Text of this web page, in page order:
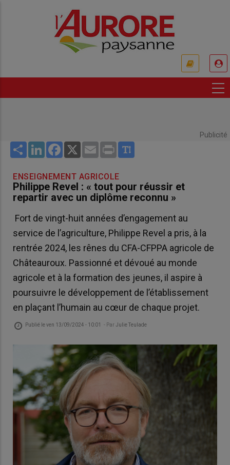
Publicité
Share LinkedInFacebook
X Email Print
ENSEIGNEMENT AGRICOLE
Philippe Revel : « tout pour réussir et
repartir avec un diplôme reconnu »
Fort de vingt-huit années d’engagement au
service de l’agriculture, Philippe Revel a pris, à la
rentrée 2024, les rênes du CFA-CFPPA agricole de
Châteauroux. Passionné et dévoué au monde
agricole et à la formation des jeunes, il aspire à
poursuivre le développement de l’établissement
en plaçant l’humain au cœur de chaque projet.
Publié leven 13/09/2024 - 10:01 - Par Julie Teulade